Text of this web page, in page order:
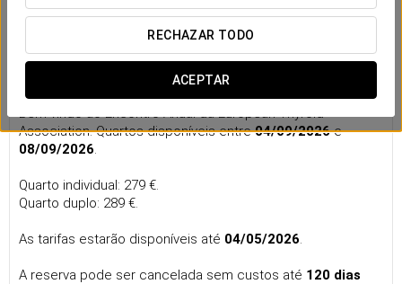
RECHAZAR TODO
ACEPTAR
Annual Meeting of the European Thyroid
Bem-vindo ao Encontro Anual da European Thyroid
Association. Quartos disponíveis entre04/09/2026e
08/09/2026.
Quarto individual: 279 €.
Quarto duplo: 289 €.
As tarifas estarão disponíveis até 04/05/2026.
A reserva pode ser cancelada sem custos até 120 dias